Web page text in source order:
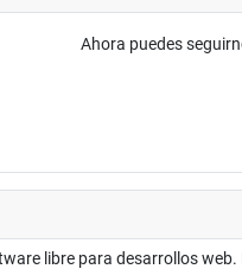
Ahora puedes
libre para desarrollos web.